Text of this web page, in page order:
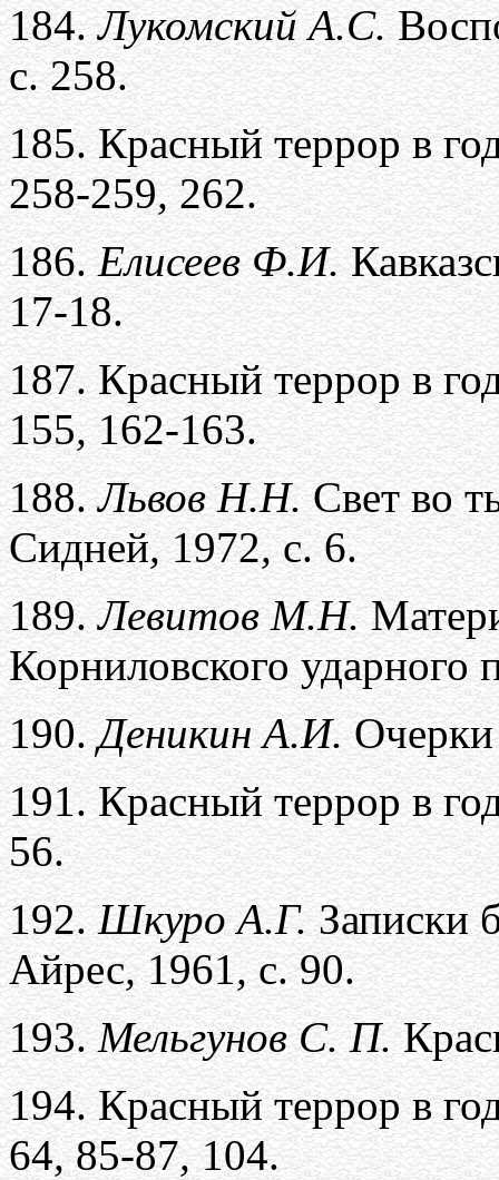
184.Лукомский А.С.
с. 258.
185.Красный террор в
258-259,262.
186.Елисеев Ф.И.
17-18.
187.Красный террор в
155,162-163.
188.Львов Н.Н.Свет во
Сидней,1972,с. 6.
189.Левитов М.Н.
Корниловского ударного
190.Деникин А.И.Очерки
191.Красный террор в
56.
192.Шкуро А.Г.Записки
Айрес,1961,с. 90.
193.Мельгунов С. П.
194.Красный террор в
64,85-87,104.